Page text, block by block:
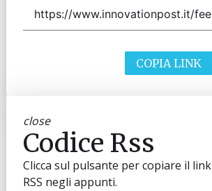
COPIA LINK
close
Codice Rss
Clicca sul pulsante per copiare il link
RSS negli appunti.